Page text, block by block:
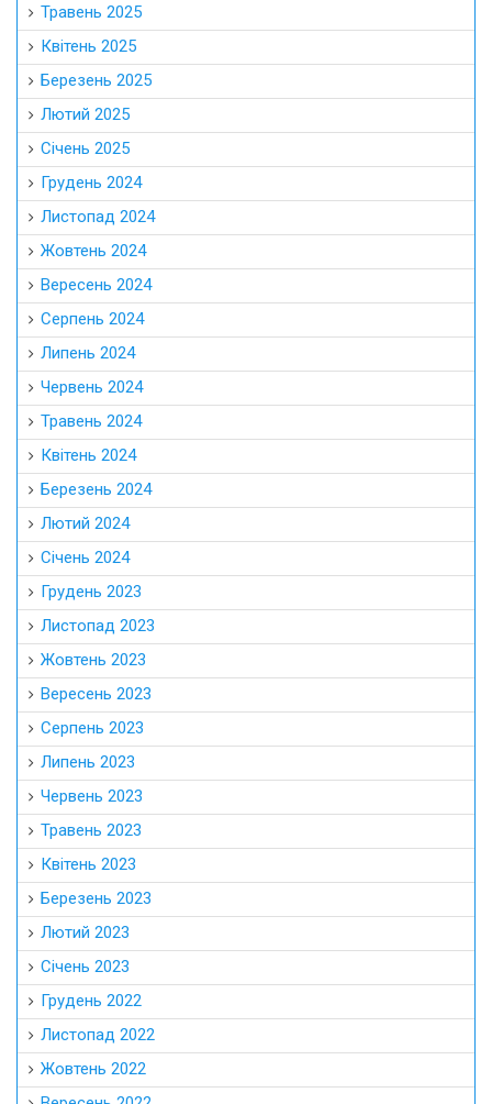
Травень 2025
Квітень 2025
Березень 2025
Лютий 2025
Січень 2025
Грудень 2024
Листопад 2024
Жовтень 2024
Вересень 2024
Серпень 2024
Липень 2024
Червень 2024
Травень 2024
Квітень 2024
Березень 2024
Лютий 2024
Січень 2024
Грудень 2023
Листопад 2023
Жовтень 2023
Вересень 2023
Серпень 2023
Липень 2023
Червень 2023
Травень 2023
Квітень 2023
Березень 2023
Лютий 2023
Січень 2023
Грудень 2022
Листопад 2022
Жовтень 2022